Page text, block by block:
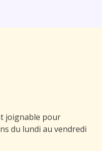
joignable pour
du lundi au vendredi